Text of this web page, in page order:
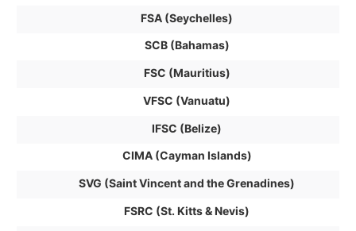
FSA (Seychelles)
SCB (Bahamas)
FSC (Mauritius)
VFSC (Vanuatu)
IFSC (Belize)
CIMA (Cayman Islands)
SVG (Saint Vincent and the Grenadines)
FSRC (St. Kitts & Nevis)